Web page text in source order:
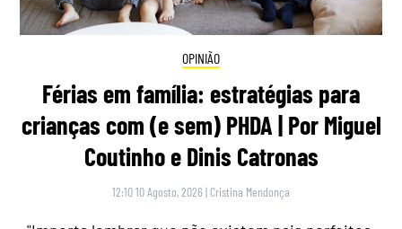
OPINIÃO
Férias em família: estratégias para
crianças com (e sem) PHDA | Por Miguel
Coutinho e Dinis Catronas
12:10 10 Agosto, 2026 | Cristina Mendonça